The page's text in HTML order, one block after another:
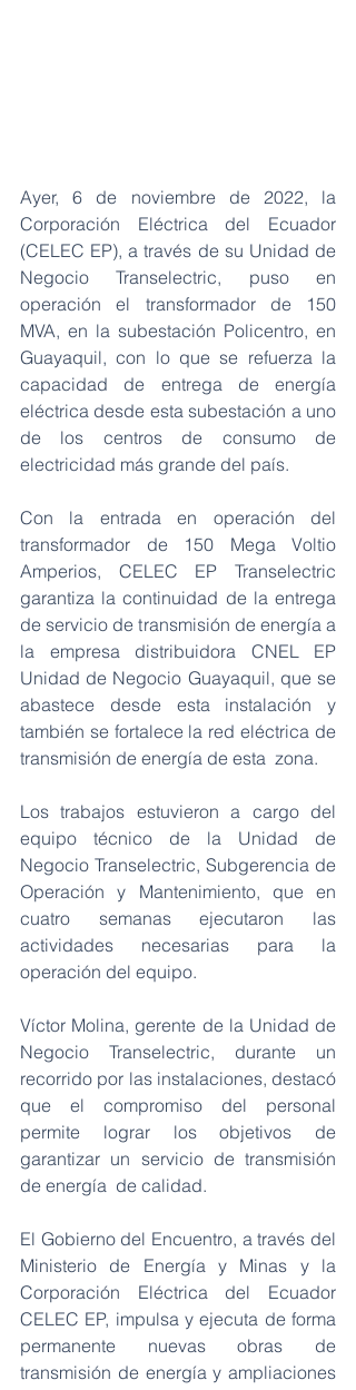
Ayer, 6 de noviembre de 2022, la
Corporación Eléctrica del Ecuador
(CELEC EP), a través de su Unidad de
Negocio Transelectric, puso en
operación el transformador de 150
MVA, en la subestación Policentro, en
Guayaquil, con lo que se refuerza la
capacidad de entrega de energía
eléctrica desde esta subestación a uno
de los centros de consumo de
electricidad más grande del país.
Con la entrada en operación del
transformador de 150 Mega Voltio
Amperios, CELEC EP Transelectric
garantiza la continuidad de la entrega
de servicio de transmisión de energía a
la empresa distribuidora CNEL EP
Unidad de Negocio Guayaquil, que se
abastece desde esta instalación y
también se fortalece la red eléctrica de
transmisión de energía de esta  zona.
Los trabajos estuvieron a cargo del
equipo técnico de la Unidad de
Negocio Transelectric, Subgerencia de
Operación y Mantenimiento, que en
cuatro semanas ejecutaron las
actividades necesarias para la
operación del equipo.
Víctor Molina, gerente de la Unidad de
Negocio Transelectric, durante un
recorrido por las instalaciones, destacó
que el compromiso del personal
permite lograr los objetivos de
garantizar un servicio de transmisión
de energía  de calidad.
El Gobierno del Encuentro, a través del
Ministerio de Energía y Minas y la
Corporación Eléctrica del Ecuador
CELEC EP, impulsa y ejecuta de forma
permanente nuevas obras de
transmisión de energía y ampliaciones